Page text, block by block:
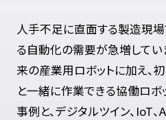
人手不足に直面する製造現場
る自動化の需要が急増してい
来の産業用ロボットに加え、
と一緒に作業できる協働ロボ
事例と、デジタルツイン、IoT